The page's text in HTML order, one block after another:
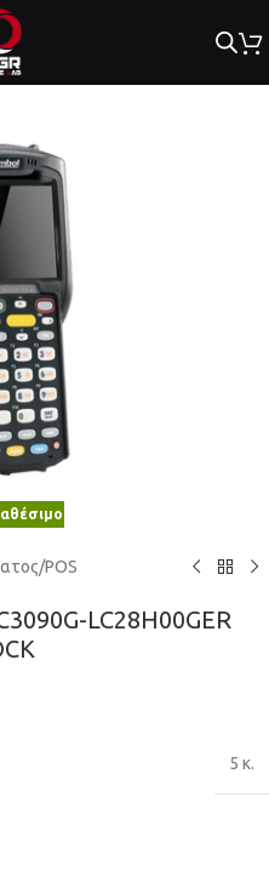
/POS
LC28H00GER
5 κ.